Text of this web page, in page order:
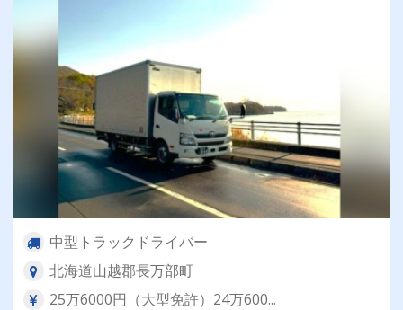
中型トラックドライバー
北海道山越郡長万部町
25万6000円（大型免許）24万600...